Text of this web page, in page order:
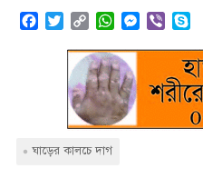
k
t
e
r
p
y
L
i
n
k
W
a
t
s
A
p
M
s
g
V
b
e
r
y
p
e
ঘাড়ের কালচে দাগ